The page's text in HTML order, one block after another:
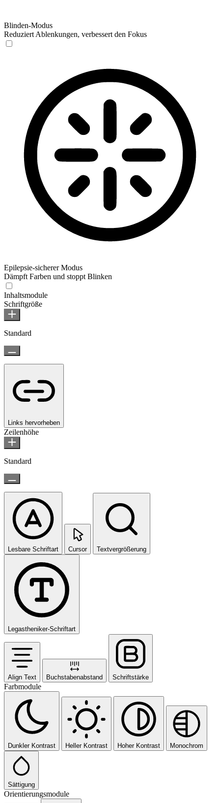
Blinden-Modus
Reduziert Ablenkungen, verbessert den Fokus
Epilepsie-sicherer Modus
Dämpft Farben und stoppt Blinken
Inhaltsmodule
Schriftgröße
Standard
Links hervorheben
Zeilenhöhe
Standard
Lesbare Schriftart Cursor Textvergrößerung
Legastheniker-Schriftart
Align Text Buchstabenabstand Schriftstärke
Farbmodule
Dunkler Kontrast Heller Kontrast Hoher Kontrast Monochrom
Sättigung
Orientierungsmodule